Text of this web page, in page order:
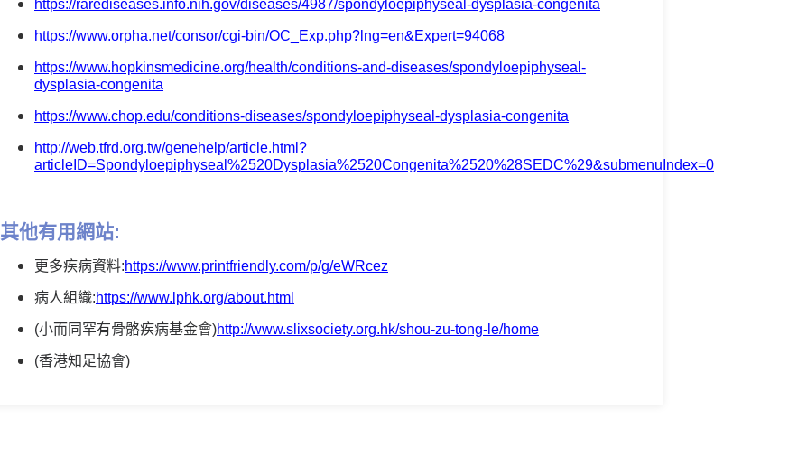
https://rarediseases.info.nih.gov/diseases/4987/spondyloepiphyseal-dysplasia-congenita
https://www.orpha.net/consor/cgi-bin/OC_Exp.php?lng=en&Expert=94068
https://www.hopkinsmedicine.org/health/conditions-and-diseases/spondyloepiphyseal-
dysplasia-congenita
https://www.chop.edu/conditions-diseases/spondyloepiphyseal-dysplasia-congenita
http://web.tfrd.org.tw/genehelp/article.html?
articleID=Spondyloepiphyseal%2520Dysplasia%2520Congenita%2520%28SEDC%29&submenuIndex=0
其他有用網站:
更多疾病資料:https://www.printfriendly.com/p/g/eWRcez
病人組織:https://www.lphk.org/about.html
(小而同罕有骨骼疾病基金會)http://www.slixsociety.org.hk/shou-zu-tong-le/home
(香港知足協會)